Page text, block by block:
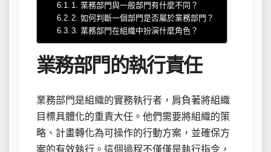
1. 業務部門與一般部門有什麼不同？
2. 如何判斷一個部門是否屬於業務部門？
3. 業務部門在組織中扮演什麼角色？
業務部門的執行責任
業務部門是組織的實務執行者，肩負著將組織
目標具體化的重責大任。他們需要將組織的策
略、計畫轉化為可操作的行動方案，並確保方
案的有效執行。這個過程不僅僅是執行指令，